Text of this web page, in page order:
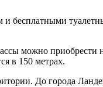
и бесплатными
можно приобрести
в 150 метрах.
До города